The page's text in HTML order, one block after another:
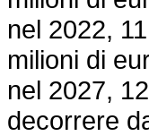
nel 2022,
milioni di
nel 2027,
decorrere